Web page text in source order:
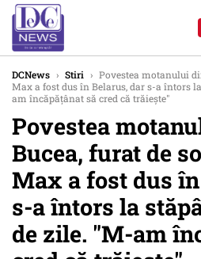
DCNews › Stiri › Povestea motanului
Max a fost dus în Belarus, dar s-a întors
am încăpățânat să cred că trăiește"
Povestea
Bucea, furat de
Max a fost dus
s-a întors la
de zile. "M-am